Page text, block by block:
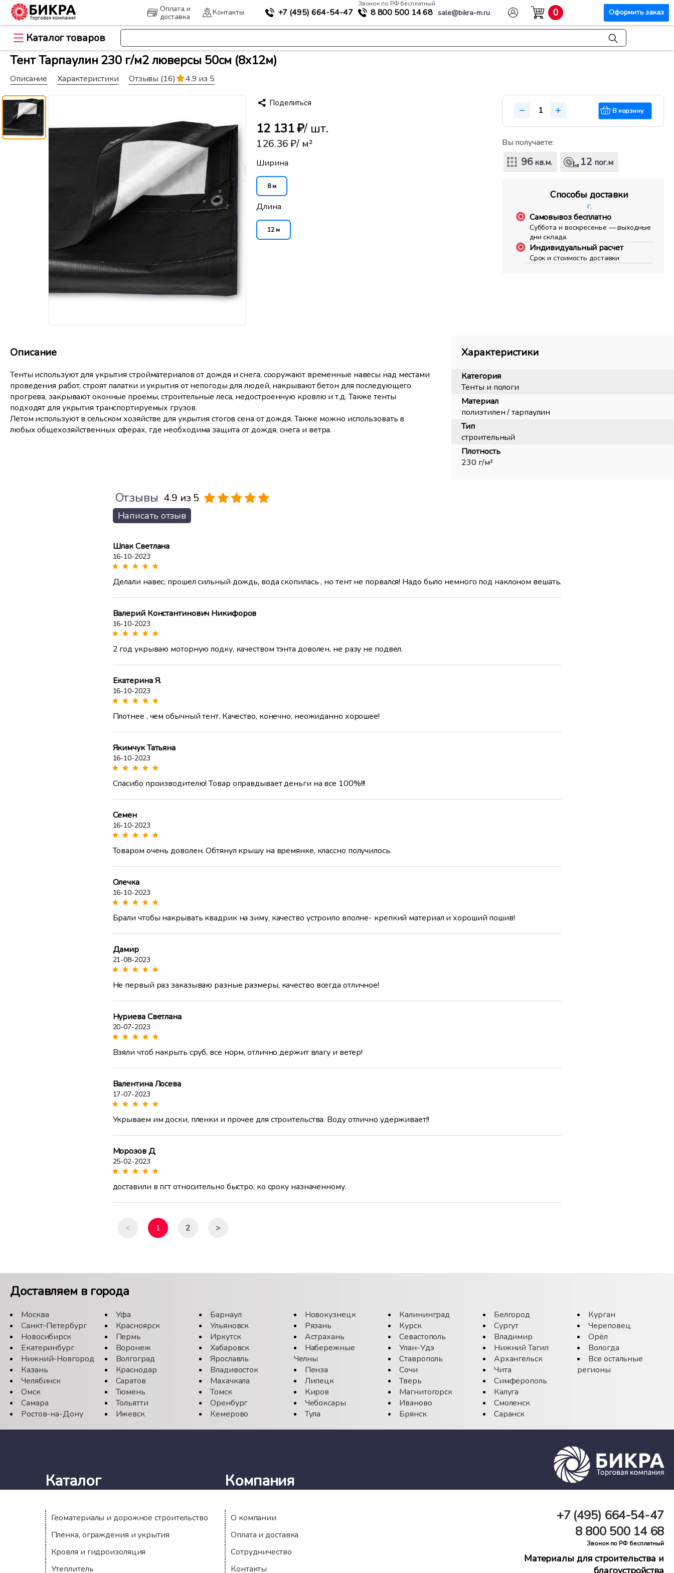
Оплата и
доставка
Контакты +7 (495) 664-54-47
Звонок по РФ бесплатный
8 800 500 14 68 sale@bikra-m.ru 0 Оформить заказ
Каталог товаров
Тент Тарпаулин 230 г/м2 люверсы 50см (8x12м)
Описание Характеристики Отзывы (16) 4.9 из 5
Поделиться
12 131 ₽/ шт.
126.36 ₽/ м²
Ширина
8 м
Длина
12 м
В корзину
Вы получаете:
96кв.м. 12пог.м
Способы доставки
г.
Самовывоз бесплатно
Суббота и воскресенье — выходные
дни склада.
Индивидуальный расчет
Срок и стоимость доставки
Описание
Тенты используют для укрытия стройматериалов от дождя и снега, сооружают временные навесы над местами
проведения работ, строят палатки и укрытия от непогоды для людей, накрывают бетон для последующего
прогрева, закрывают оконные проемы, строительные леса, недостроенную кровлю и т.д. Также тенты
подходят для укрытия транспортируемых грузов.
Летом используют в сельском хозяйстве для укрытия стогов сена от дождя. Также можно использовать в
любых общехозяйственных сферах, где необходима защита от дождя, снега и ветра.
Характеристики
Категория
Тенты и пологи
Материал
полиэтилен / тарпаулин
Тип
строительный
Плотность
230 г/м²
Отзывы 4.9 из 5
Написать отзыв
Шпак Светлана
16-10-2023
Делали навес, прошел сильный дождь, вода скопилась , но тент не порвался! Надо было немного под наклоном вешать.
Валерий Константинович Никифоров
16-10-2023
2 год укрываю моторную лодку, качеством тэнта доволен, не разу не подвел.
Екатерина Я.
16-10-2023
Плотнее , чем обычный тент. Качество, конечно, неожиданно хорошее!
Якимчук Татьяна
16-10-2023
Спасибо производителю! Товар оправдывает деньги на все 100%!!!
Семен
16-10-2023
Товаром очень доволен. Обтянул крышу на времянке, классно получилось.
Олечка
16-10-2023
Брали чтобы накрывать квадрик на зиму, качество устроило вполне- крепкий материал и хороший пошив!
Дамир
21-08-2023
Не первый раз заказываю разные размеры, качество всегда отличное!
Нуриева Светлана
20-07-2023
Взяли чтоб накрыть сруб, все норм, отлично держит влагу и ветер!
Валентина Лосева
17-07-2023
Укрываем им доски, пленки и прочее для строительства. Воду отлично удерживает!!
Морозов Д
25-02-2023
доставили в пгт относительно быстро, ко сроку назначенному.
< 1 2 >
Доставляем в города
Москва
Санкт-Петербург
Новосибирск
Екатеринбург
Нижний-Новгород
Казань
Челябинск
Омск
Самара
Ростов-на-Дону
Уфа
Красноярск
Пермь
Воронеж
Волгоград
Краснодар
Саратов
Тюмень
Тольятти
Ижевск
Барнаул
Ульяновск
Иркутск
Хабаровск
Ярославль
Владивосток
Махачкала
Томск
Оренбург
Кемерово
Новокузнецк
Рязань
Астрахань
Набережные
Челны
Пенза
Липецк
Киров
Чебоксары
Тула
Калининград
Курск
Севастополь
Улан-Удэ
Ставрополь
Сочи
Тверь
Магнитогорск
Иваново
Брянск
Белгород
Сургут
Владимир
Нижний Тагил
Архангельск
Чита
Симферополь
Калуга
Смоленск
Саранск
Курган
Череповец
Орёл
Вологда
Все остальные
регионы
Каталог
Геоматериалы и дорожное строительство
Пленка, ограждения и укрытия
Кровля и гидроизоляция
Утеплитель
Компания
О компании
Оплата и доставка
Сотрудничество
Контакты
+7 (495) 664-54-47
8 800500 14 68
Звонок по РФ бесплатный
Материалы для строительства и
благоустройства